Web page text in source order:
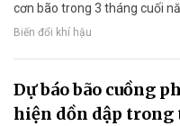
cơn bão trong 3 tháng cuối
Biến đổi khí hậu
Dự báo bão cuồng
hiện dồn dập trong